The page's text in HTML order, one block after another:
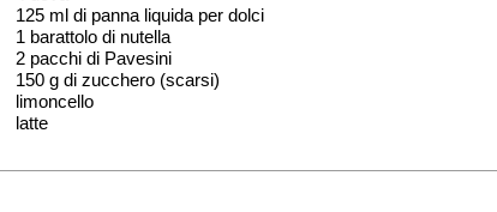
125 ml di panna liquida per dolci
1 barattolo di nutella
2 pacchi di Pavesini
150 g di zucchero (scarsi)
limoncello
latte